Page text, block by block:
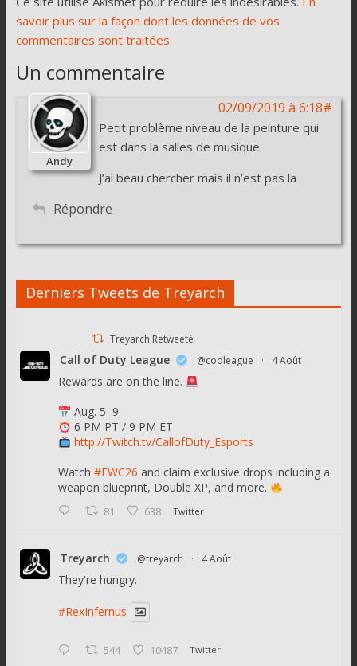
savoir plus sur la façon dont les données de vos
commentaires sont traitées.
Un commentaire
02/09/2019 à 6:18#
Andy
Petit problème niveau de la peinture qui
est dans la salles de musique
J’ai beau chercher mais il n’est pas la
Répondre
Derniers Tweets de Treyarch
Treyarch Retweeté
Call of Duty League @codleague · 4 Août
Rewards are on the line.
Aug. 5–9
6 PM PT / 9 PM ET
http://Twitch.tv/CallofDuty_Esports
Watch #EWC26 and claim exclusive drops including a
weapon blueprint, Double XP, and more.
81 638 Twitter
Treyarch @treyarch · 4 Août
They're hungry.
#RexInfernus
544 10487 Twitter